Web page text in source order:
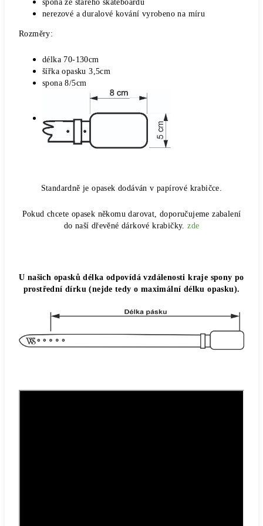
spona ze starého skateboardu
nerezové a duralové kování vyrobeno na míru
Rozměry:
délka 70-130cm
šířka opasku 3,5cm
spona 8/5cm
Standardně je opasek dodáván v papírové krabičce.
Pokud chcete opasek někomu darovat, doporučujeme zabalení
do naší dřevěné dárkové krabičky.zde
U našich opasků délka odpovídá vzdálenosti kraje spony po
prostřední dírku (nejde tedy o maximální délku opasku).